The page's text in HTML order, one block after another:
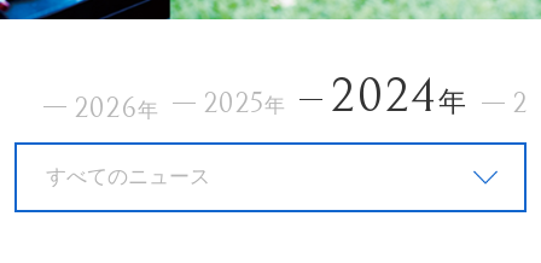
2026年 2025年 2024年
すべてのニュース